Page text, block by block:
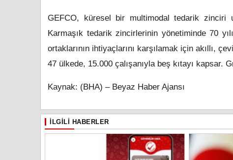
GEFCO, küresel bir multimodal tedarik zinciri
Karmaşık tedarik zincirlerinin yönetiminde 70
ortaklarının ihtiyaçlarını karşılamak için akıllı,
47 ülkede, 15.000 çalışanıyla beş kıtayı kapsar.
Kaynak: (BHA) – Beyaz Haber Ajansı
İLGILI HABERLER